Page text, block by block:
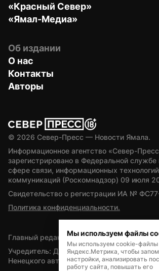
«Красный Север»
«Ямал-Медиа»
Об издании
О нас
Контакты
Авторы
© 2026 Север-Пресс — Новости Ямала.
Информационное агентство «Север-
зарегистрировано в Федеральной службе
сфере связи, информационных
коммуникаций (Роскомнадзор) 09 июля
Свидетельство о регистрации ИА №
Политика конфиденциальности.
Главный редактор — А.Л. Поздеев
Учредитель: Департамент внутренней
Ненецкого автономного округа
Мы используем файлы
Мы используем cookie-файлы
Яндекс.Метрика, чтобы
настройки, анализировать
работу сайта, повышать его